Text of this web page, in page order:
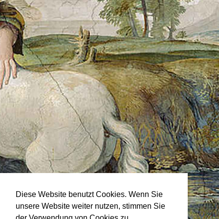
Diese Website benutzt Cookies. Wenn Sie
unsere Website weiter nutzen, stimmen Sie